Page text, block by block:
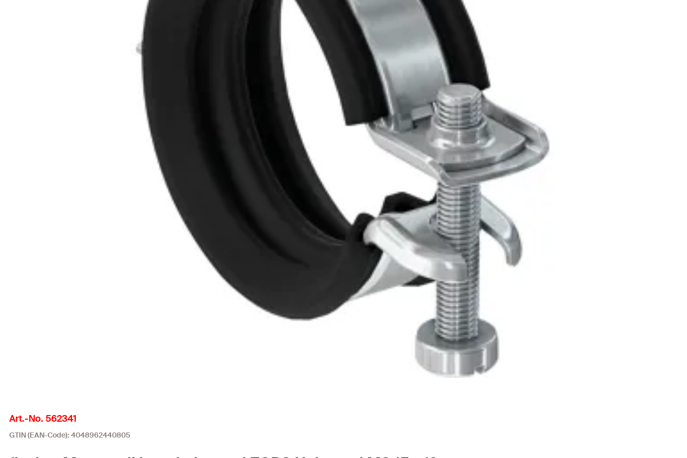
Art.-No. 562341
GTIN (EAN-Code): 4048962440805